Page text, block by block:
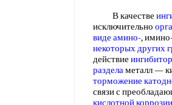
В качестве
исключительно
виде амино-,
некоторых других
действие
разделаметалл —
торможение
связи с
кислотной коррозии